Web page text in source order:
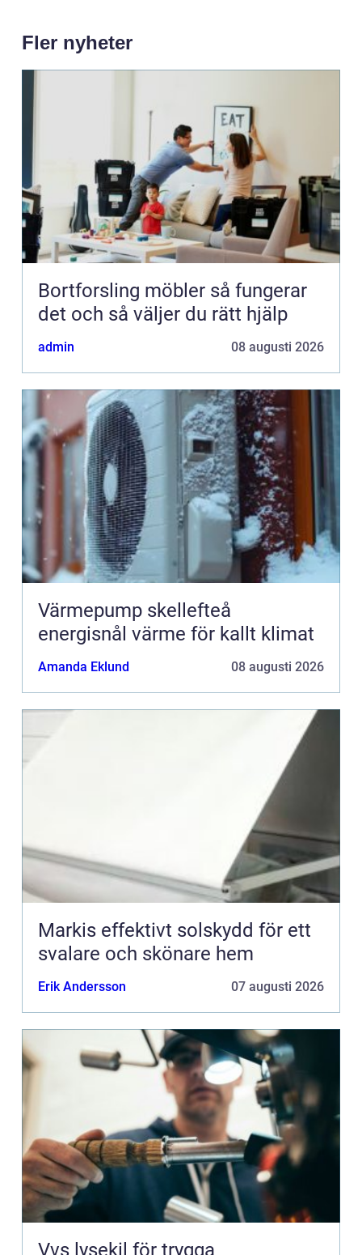
Fler nyheter
Bortforsling möbler så fungerar
det och så väljer du rätt hjälp
admin 08 augusti 2026
Värmepump skellefteå
energisnål värme för kallt klimat
Amanda Eklund 08 augusti 2026
Markis effektivt solskydd för ett
svalare och skönare hem
Erik Andersson 07 augusti 2026
Vvs lysekil för trygga